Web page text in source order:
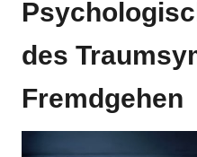
des
Fremdgehen